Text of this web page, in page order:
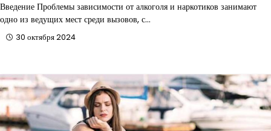
Введение Проблемы зависимости от алкоголя и наркотиков занимают
одно из ведущих мест среди вызовов, с…
30 октября 2024